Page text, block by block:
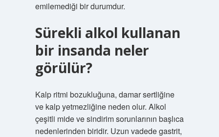
emilemediği bir durumdur.
Sürekli alkol kullanan
bir insanda neler
görülür?
Kalp ritmi bozukluğuna, damar sertliğine
ve kalp yetmezliğine neden olur. Alkol
çeşitli mide ve sindirim sorunlarının başlıca
nedenlerinden biridir. Uzun vadede gastrit,